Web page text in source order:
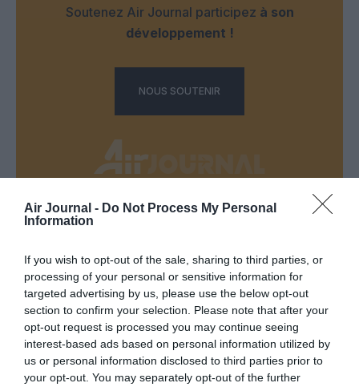
Air Journal - Do Not Process My Personal
Information
If you wish to opt-out of the sale, sharing to third parties, or
processing of your personal or sensitive information for
targeted advertising by us, please use the below opt-out
section to confirm your selection. Please note that after your
opt-out request is processed you may continue seeing
interest-based ads based on personal information utilized by
us or personal information disclosed to third parties prior to
your opt-out. You may separately opt-out of the further
Soutenez Air Journal participez à son
développement !
NOUS SOUTENIR
DERNIERS COMMENTAIRES
Mathématiques
a commenté l'article :
19 h 23 sans escale : le Boeing 777F de National
Airlines relie l’Écosse à l’Australie
Badissi novembria commenté l'article :